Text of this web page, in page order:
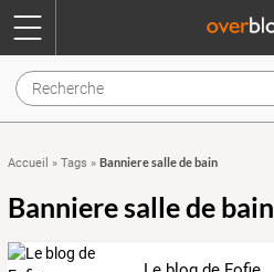
Accueil » Tags » Banniere salle de bain
Banniere salle de bain